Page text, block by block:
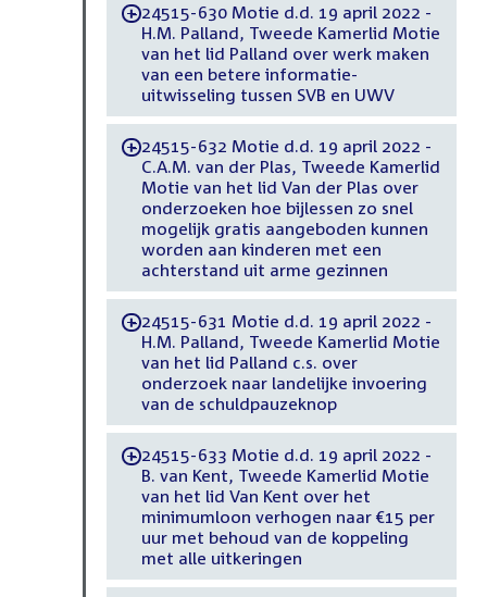
-24515-630 Motie d.d. 19 april 2022 -
H.M. Palland, Tweede Kamerlid Motie
van het lid Palland over werk maken
van een betere informatie-
uitwisseling tussen SVB en UWV
-24515-632 Motie d.d. 19 april 2022 -
C.A.M. van der Plas, Tweede Kamerlid
Motie van het lid Van der Plas over
onderzoeken hoe bijlessen zo snel
mogelijk gratis aangeboden kunnen
worden aan kinderen met een
achterstand uit arme gezinnen
-24515-631 Motie d.d. 19 april 2022 -
H.M. Palland, Tweede Kamerlid Motie
van het lid Palland c.s. over
onderzoek naar landelijke invoering
van de schuldpauzeknop
-24515-633 Motie d.d. 19 april 2022 -
B. van Kent, Tweede Kamerlid Motie
van het lid Van Kent over het
minimumloon verhogen naar €15 per
uur met behoud van de koppeling
met alle uitkeringen